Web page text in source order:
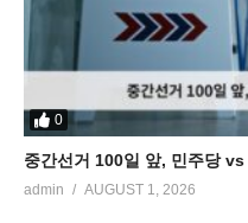
0
중간선거 100일 앞, 민주당
admin AUGUST 1, 2026